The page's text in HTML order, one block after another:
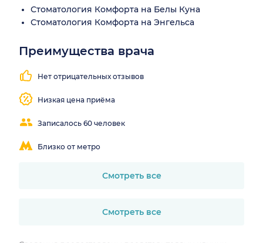
Стоматология Комфорта на Белы Куна
Стоматология Комфорта на Энгельса
Преимущества врача
Нет отрицательных отзывов
Низкая цена приёма
Записалось 60 человек
Близко от метро
Бережный
лечению
объяснения
Смотреть все
Смотреть все